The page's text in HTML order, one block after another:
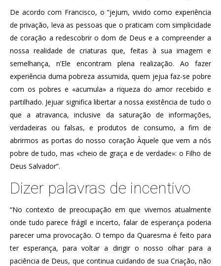
De acordo com Francisco, o “jejum, vivido como experiência
de privação, leva as pessoas que o praticam com simplicidade
de coração a redescobrir o dom de Deus e a compreender a
nossa realidade de criaturas que, feitas à sua imagem e
semelhança, n’Ele encontram plena realização. Ao fazer
experiência duma pobreza assumida, quem jejua faz-se pobre
com os pobres e «acumula» a riqueza do amor recebido e
partilhado. Jejuar significa libertar a nossa existência de tudo o
que a atravanca, inclusive da saturação de informações,
verdadeiras ou falsas, e produtos de consumo, a fim de
abrirmos as portas do nosso coração Àquele que vem a nós
pobre de tudo, mas «cheio de graça e de verdade»: o Filho de
Deus Salvador”.
Dizer palavras de incentivo
“No contexto de preocupação em que vivemos atualmente
onde tudo parece frágil e incerto, falar de esperança poderia
parecer uma provocação. O tempo da Quaresma é feito para
ter esperança, para voltar a dirigir o nosso olhar para a
paciência de Deus, que continua cuidando de sua Criação, não